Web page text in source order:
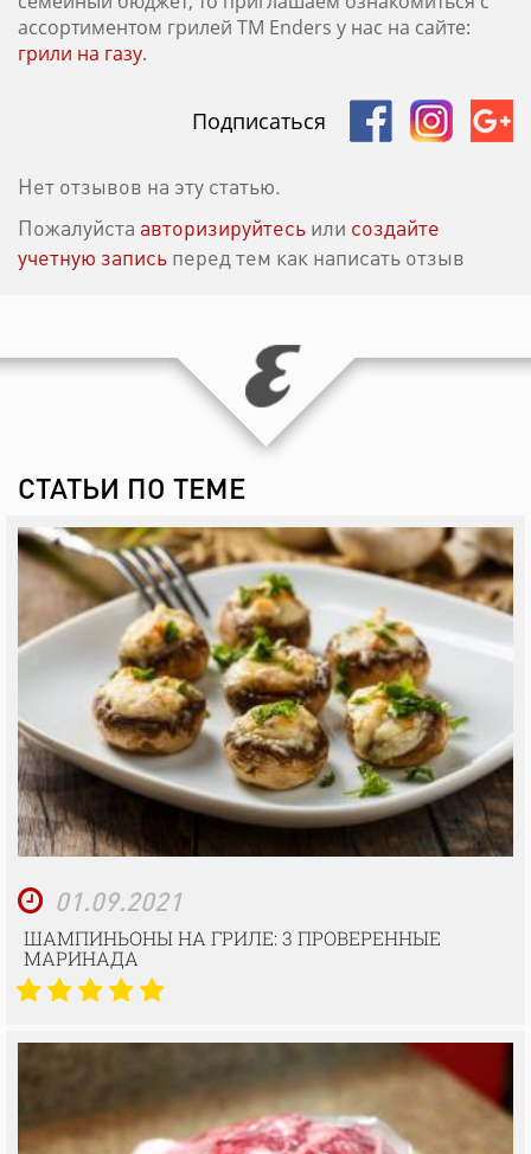
ассортиментом грилей ТМ Enders у нас на сайте:
грили на газу.
Подписаться
Нет отзывов на эту статью.
Пожалуйста авторизируйтесь или создайте
учетную запись перед тем как написать отзыв
СТАТЬИ ПО ТЕМЕ
01.09.2021
ШАМПИНЬОНЫ НА ГРИЛЕ: 3 ПРОВЕРЕННЫЕ
МАРИНАДА